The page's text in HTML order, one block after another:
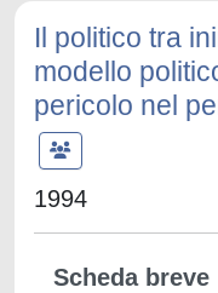
Il politico tra
modello
pericolo nel
1994
Scheda breve